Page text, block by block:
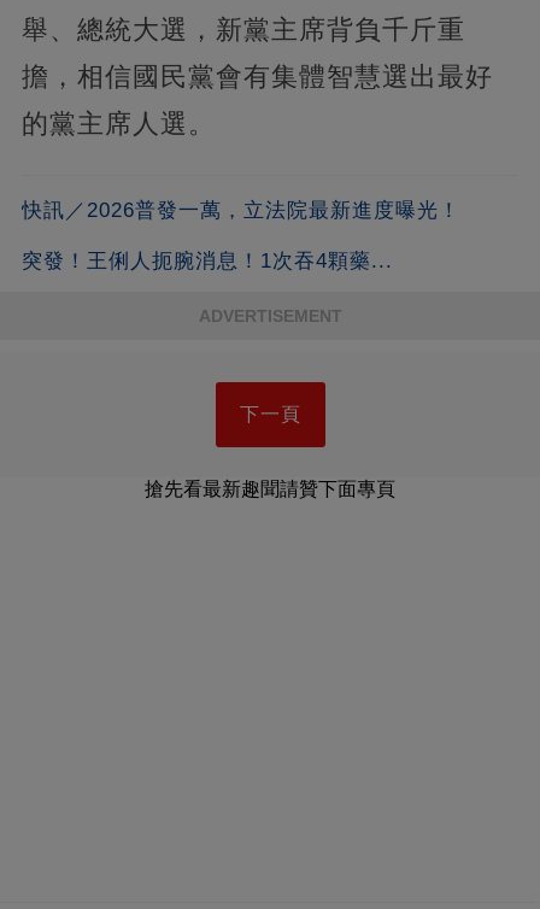
舉、總統大選，新黨主席背負千斤重
擔，相信國民黨會有集體智慧選出最好
的黨主席人選。
快訊／2026普發一萬，立法院最新進度曝光！
突發！王俐人扼腕消息！1次吞4顆藥...
ADVERTISEMENT
下一頁
搶先看最新趣聞請贊下面專頁